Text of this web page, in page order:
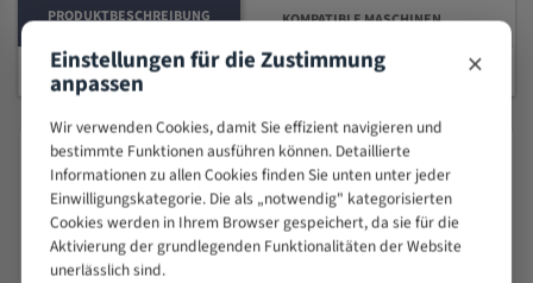
PRODUKTBESCHREIBUNG KOMPATIBLE MASCHINEN
Produktsicherheit & Herstellerangaben
Angaben gemäß EU-Produktsicherheitsverordnung (GPSR, Verordnung
(EU) 2023/988, Art. 19).
Produkt
Einstellungen für die Zustimmung
anpassen ×
Wir verwenden Cookies, damit Sie effizient navigieren und
bestimmte Funktionen ausführen können. Detaillierte
Informationen zu allen Cookies finden Sie unten unter jeder
Einwilligungskategorie. Die als „notwendig" kategorisierten
Cookies werden in Ihrem Browser gespeichert, da sie für die
Aktivierung der grundlegenden Funktionalitäten der Website
unerlässlich sind.